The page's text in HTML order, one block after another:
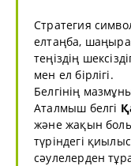
Стратегия
елтаңба,
теңіздің
мен ел бірлігі.
Белгінің
Аталмыш белгі
және жақын
түріндегі
сәулелерден